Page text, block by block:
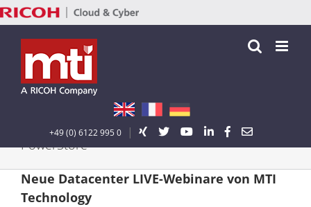
Zum
Inhalt
springen
+49 (0) 6122 995 0 |
PowerStore
Neue Datacenter LIVE-Webinare von MTI
Technology